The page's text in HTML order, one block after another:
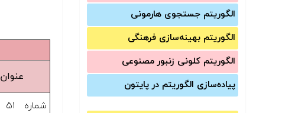
الگوریتم جستجوی هارمونی
الگوریتم بهینه‌سازی فرهنگی
الگوریتم کلونی زنبور مصنوعی
پیاده‌سازی الگوریتم در پایتون
عنوان